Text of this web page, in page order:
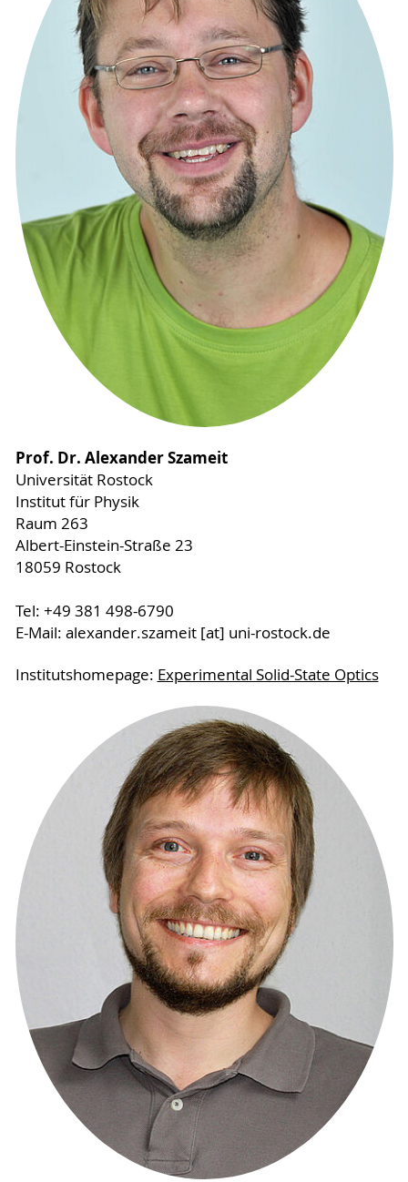
Prof. Dr. Alexander Szameit
Universität Rostock
Institut für Physik
Raum 263
Albert-Einstein-Straße 23
18059 Rostock
Tel: +49 381 498-6790
E-Mail: alexander.szameit [at] uni-rostock.de
Institutshomepage: Experimental Solid-State Optics